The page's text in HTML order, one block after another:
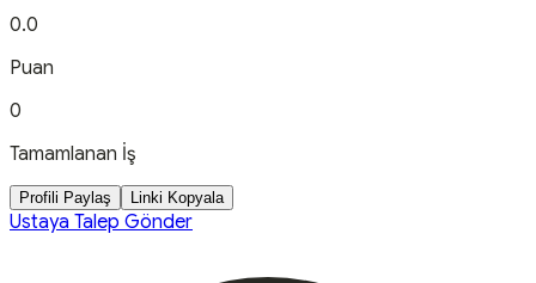
0.0
Puan
0
Tamamlanan İş
Profili Paylaş Linki Kopyala
Ustaya Talep Gönder